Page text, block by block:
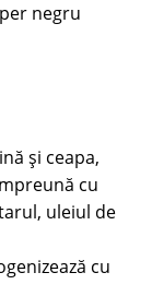
negru
şi ceapa,
cu
uleiul de
cu